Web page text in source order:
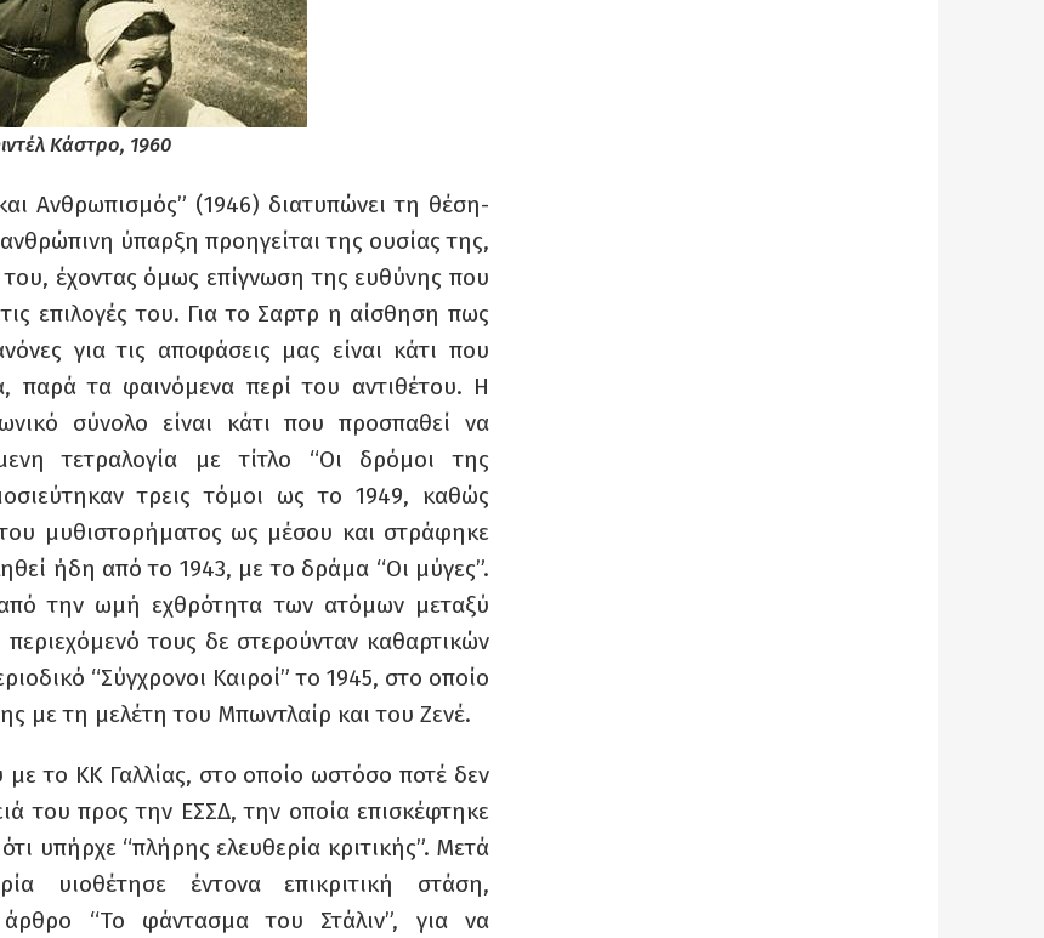
Κάστρο, 1960
Ανθρωπισμός” (1946) διατυπώνει τη θέση-
ύπαρξη προηγείται της ουσίας της,
έχοντας όμως επίγνωση της ευθύνης που
επιλογές του. Για το Σαρτρ η αίσθηση πως
για τις αποφάσεις μας είναι κάτι που
παρά τα φαινόμενα περί του αντιθέτου. Η
σύνολο είναι κάτι που προσπαθεί να
τετραλογία με τίτλο “Οι δρόμοι της
τρεις τόμοι ως το 1949, καθώς
μυθιστορήματος ως μέσου και στράφηκε
ήδη από το 1943, με το δράμα “Οι μύγες”.
την ωμή εχθρότητα των ατόμων μεταξύ
τους δε στερούνταν καθαρτικών
“Σύγχρονοι Καιροί” το 1945, στο οποίο
με τη μελέτη του Μπωντλαίρ και του Ζενέ.
με το ΚΚ Γαλλίας, στο οποίο ωστόσο ποτέ δεν
του προς την ΕΣΣΔ, την οποία επισκέφτηκε
υπήρχε “πλήρης ελευθερία κριτικής”. Μετά
υιοθέτησε έντονα επικριτική στάση,
“Το φάντασμα του Στάλιν”, για να